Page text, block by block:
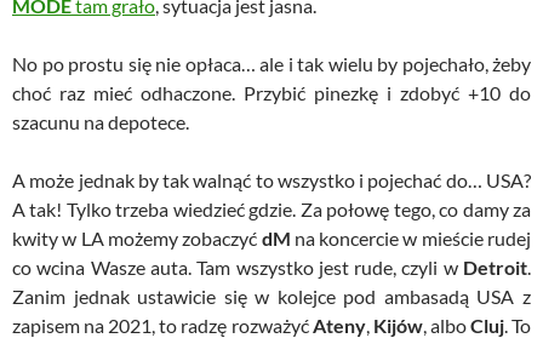
MODEtam grało, sytuacja jest jasna.
No po prostu się nie opłaca… ale i tak wielu by pojechało, żeby
choć raz mieć odhaczone. Przybić pinezkę i zdobyć +10 do
szacunu na depotece.
A może jednak by tak walnąć to wszystko i pojechać do… USA?
A tak! Tylko trzeba wiedzieć gdzie. Za połowę tego, co damy za
kwity w LA możemy zobaczyć dM na koncercie w mieście rudej
co wcina Wasze auta. Tam wszystko jest rude, czyli w Detroit.
Zanim jednak ustawicie się w kolejce pod ambasadą USA z
zapisem na 2021, to radzę rozważyćAteny, Kijów, alboCluj. To